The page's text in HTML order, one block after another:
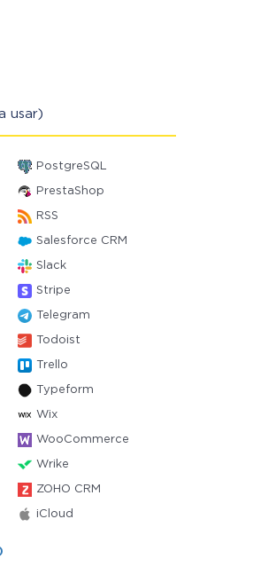
usar)
PostgreSQL
PrestaShop
RSS
Salesforce CRM
Slack
Stripe
Telegram
Todoist
Trello
Typeform
Wix
WooCommerce
Wrike
ZOHO CRM
iCloud